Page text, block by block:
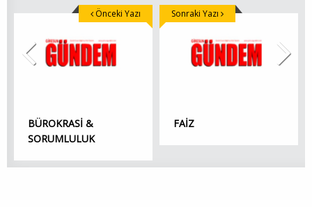
BÜROKRASİ &
SORUMLULUK
Önceki Yazı
FAİZ
Sonraki Yazı